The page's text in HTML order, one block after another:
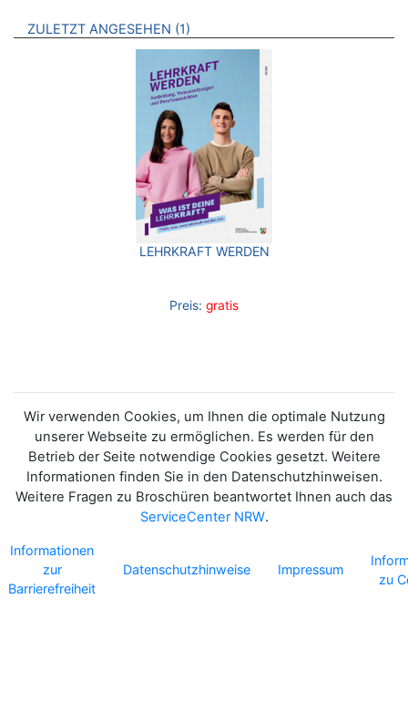
ZULETZT ANGESEHEN 1 BROSCHÜREN
LEHRKRAFT WERDEN
Preis: gratis
Wir verwenden Cookies, um Ihnen die optimale Nutzung
unserer Webseite zu ermöglichen. Es werden für den
Betrieb der Seite notwendige Cookies gesetzt. Weitere
Informationen finden Sie in den Datenschutzhinweisen.
Weitere Fragen zu Broschüren beantwortet Ihnen auch das
ServiceCenter NRW.
Informationen
zur
Barrierefreiheit
Datenschutzhinweise Impressum
zu